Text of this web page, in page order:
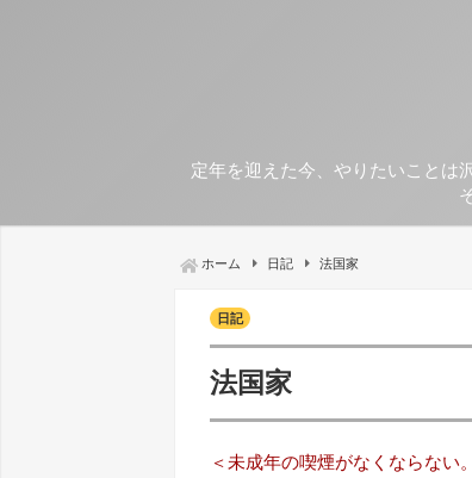
定年を迎えた今、やりたいことは
ホーム 日記 法国家
日記
法国家
＜未成年の喫煙がなくならない